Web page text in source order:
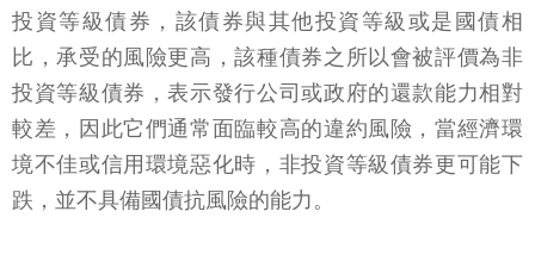
投資等級債券，該債券與其他投資等級或是國債相
比，承受的風險更高，該種債券之所以會被評價為非
投資等級債券，表示發行公司或政府的還款能力相對
較差，因此它們通常面臨較高的違約風險，當經濟環
境不佳或信用環境惡化時，非投資等級債券更可能下
跌，並不具備國債抗風險的能力。